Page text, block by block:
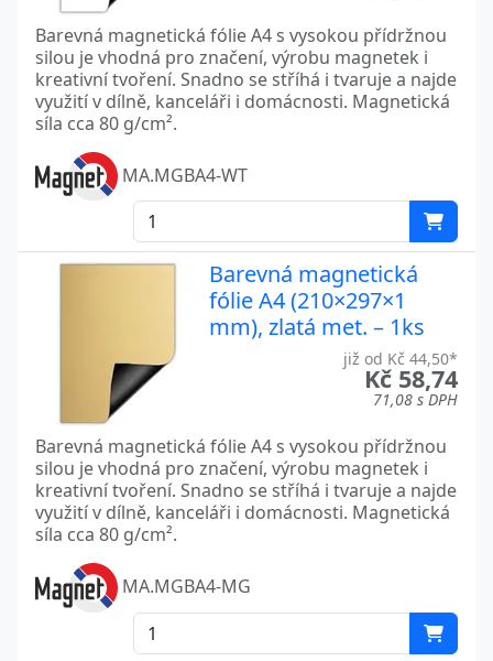
Barevná magnetická fólie A4 s vysokou přídržnou
silou je vhodná pro značení, výrobu magnetek i
kreativní tvoření. Snadno se stříhá i tvaruje a najde
využití v dílně, kanceláři i domácnosti. Magnetická
síla cca 80 g/cm².
MA.MGBA4-WT
Barevná magnetická
fólie A4 (210×297×1
mm), zlatá met. – 1ks
již od Kč 44,50*
Kč 58,74
71,08 s DPH
Barevná magnetická fólie A4 s vysokou přídržnou
silou je vhodná pro značení, výrobu magnetek i
kreativní tvoření. Snadno se stříhá i tvaruje a najde
využití v dílně, kanceláři i domácnosti. Magnetická
síla cca 80 g/cm².
MA.MGBA4-MG